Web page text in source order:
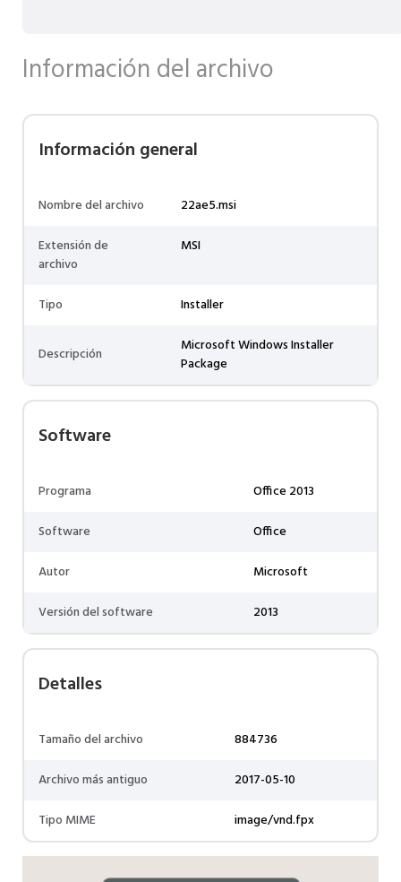
Información del archivo
Información general
Nombre del archivo
22ae5.msi
Extensión de
archivo
MSI
Tipo Installer
Descripción
Microsoft Windows Installer
Package
Software
Programa
Office 2013
Software
Office
Autor
Microsoft
Versión del software
2013
Detalles
Tamaño del archivo
884736
Archivo más antiguo
2017-05-10
Tipo MIME
image/vnd.fpx